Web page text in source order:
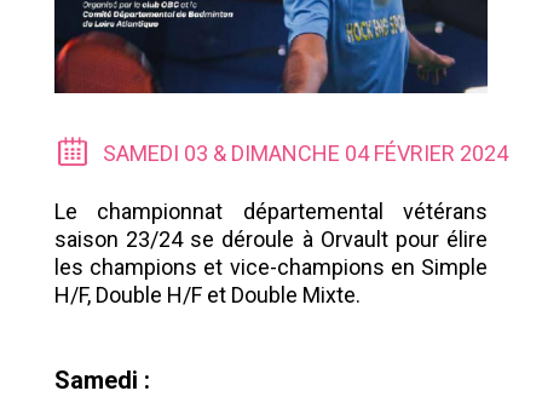
SAMEDI 03 & DIMANCHE 04 FÉVRIER 2024
Le championnat départemental vétérans
saison 23/24 se déroule à Orvault pour élire
les champions et vice-champions en Simple
H/F, Double H/F et Double Mixte.
Samedi :